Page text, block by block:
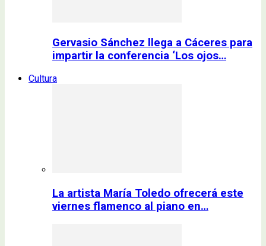
Gervasio Sánchez llega a Cáceres para
impartir la conferencia ‘Los ojos…
Cultura
La artista María Toledo ofrecerá este
viernes flamenco al piano en…